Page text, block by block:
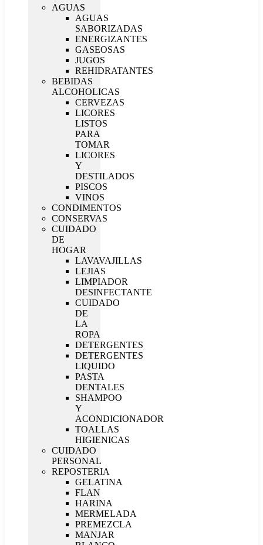
AGUAS
AGUAS
SABORIZADAS
ENERGIZANTES
GASEOSAS
JUGOS
REHIDRATANTES
BEBIDAS
ALCOHOLICAS
CERVEZAS
LICORES
LISTOS
PARA
TOMAR
LICORES
Y
DESTILADOS
PISCOS
VINOS
CONDIMENTOS
CONSERVAS
CUIDADO
DE
HOGAR
LAVAVAJILLAS
LEJIAS
LIMPIADOR
DESINFECTANTE
CUIDADO
DE
LA
ROPA
DETERGENTES
DETERGENTES
LIQUIDO
PASTA
DENTALES
SHAMPOO
Y
ACONDICIONADOR
TOALLAS
HIGIENICAS
CUIDADO
PERSONAL
REPOSTERIA
GELATINA
FLAN
HARINA
MERMELADA
PREMEZCLA
MANJAR